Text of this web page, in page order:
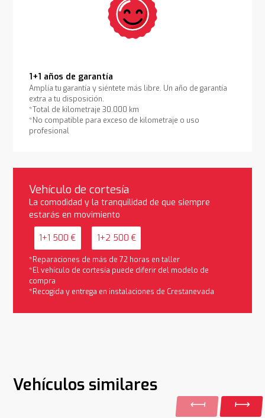
1+1 años de garantía
Amplía tu garantía y siéntete más libre. Un año de garantía
extra a tu disposición.
*Total de kilometraje 30.000 km
*No compatible para exceso de kilometraje o uso
profesional
Vehículo de cortesía
La comodidad y la tranquilidad de que siempre
estarás en movimiento
1+1 500 € 1+2 500 €
*Reparaciones de más de 72 horas en taller
*El vehículo de cortesía puede diferir del modelo de
compra
*Recogida y entrega en instalaciones de Crestanevada
Vehículos similares